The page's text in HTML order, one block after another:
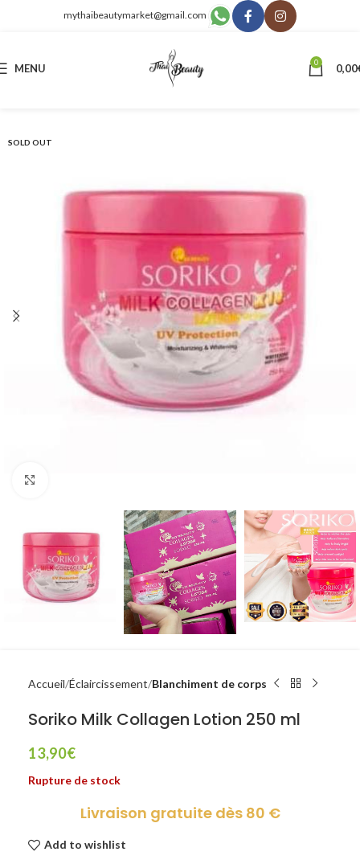
mythaibeautymarket@gmail.com
MENU 0 0,00
SOLD OUT
Accueil Éclaircissement Blanchiment de corps
Soriko Milk Collagen Lotion 250 ml
13,90€
Rupture de stock
Livraison gratuite dès 80 €
Add to wishlist